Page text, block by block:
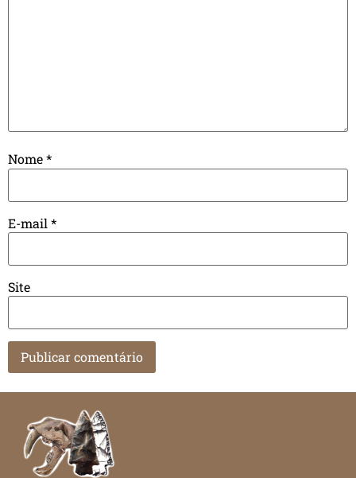
Nome*
E-mail *
Site